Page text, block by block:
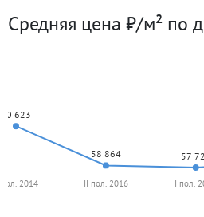
Средняя цена ₽/м² по
80 623
58 864 57
2014 II пол. 2016 I пол.